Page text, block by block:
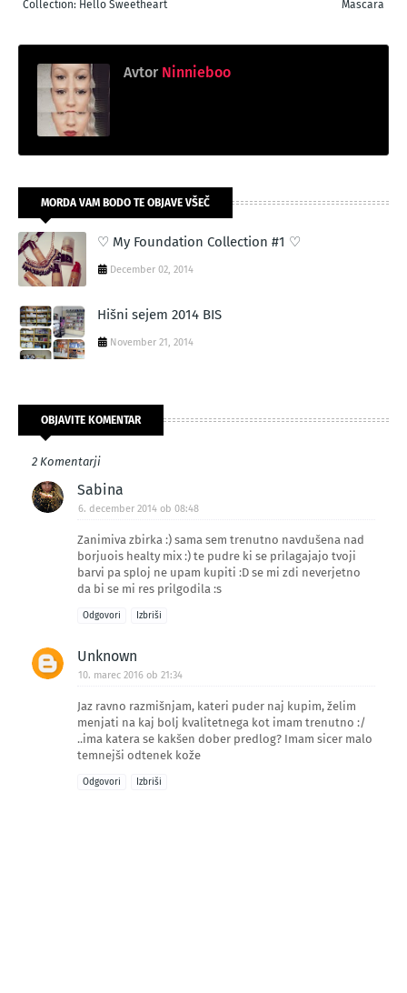
Mascara
Collection: Hello Sweetheart
Avtor Ninnieboo
MORDA VAM BODO TE OBJAVE VŠEČ
♡ My Foundation Collection #1 ♡
December 02, 2014
Hišni sejem 2014 BIS
November 21, 2014
OBJAVITE KOMENTAR
2 Komentarji
Sabina
6. december 2014 ob 08:48
Zanimiva zbirka :) sama sem trenutno navdušena nad
borjuois healty mix :) te pudre ki se prilagajajo tvoji
barvi pa sploj ne upam kupiti :D se mi zdi neverjetno
da bi se mi res prilgodila :s
Odgovori Izbriši
Unknown
10. marec 2016 ob 21:34
Jaz ravno razmišnjam, kateri puder naj kupim, želim
menjati na kaj bolj kvalitetnega kot imam trenutno :/
..ima katera se kakšen dober predlog? Imam sicer malo
temnejši odtenek kože
Odgovori Izbriši